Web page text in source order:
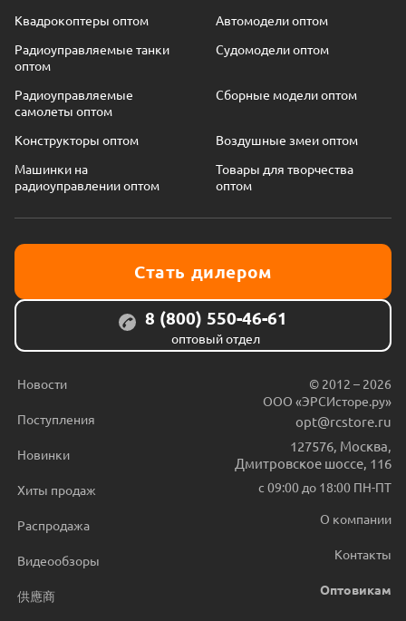
Квадрокоптеры оптом
Автомодели оптом
Радиоуправляемые танки
оптом
Судомодели оптом
Радиоуправляемые
самолеты оптом
Сборные модели оптом
Конструкторы оптом
Воздушные змеи оптом
Машинки на
радиоуправлении оптом
Товары для творчества
оптом
Стать дилером
8 (800) 550-46-61
оптовый отдел
Новости
Поступления
Новинки
Хиты продаж
Распродажа
Видеообзоры
供應商
© 2012 – 2026
ООО «ЭРСИсторе.ру»
opt@rcstore.ru
127576 Москва
Дмитровское шоссе, 116
с 09:00 до 18:00 ПН-ПТ
О компании
Контакты
Оптовикам